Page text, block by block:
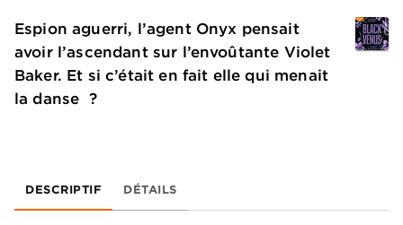
Espion aguerri, l’agent Onyx pensait
avoir l’ascendant sur l’envoûtante Violet
Baker. Et si c’était en fait elle qui menait
la danse ?
DESCRIPTIF DÉTAILS